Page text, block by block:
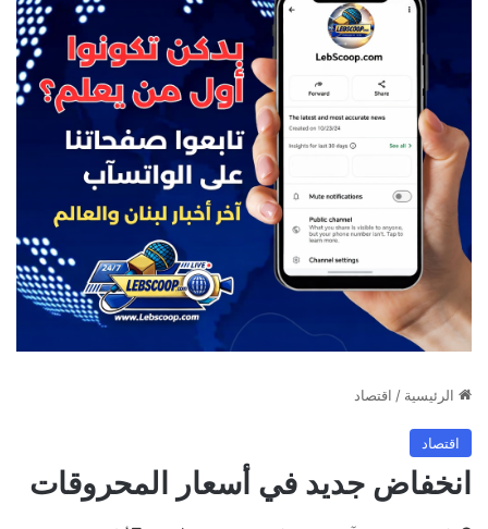
الرئيسية / اقتصاد
اقتصاد
انخفاض جديد في أسعار المحروقات